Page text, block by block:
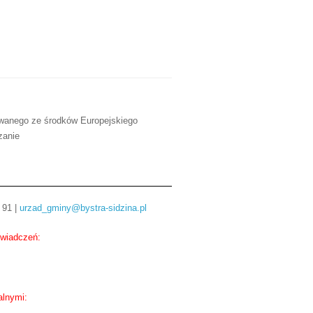
ze środków Europejskiego
| urzad_gminy@bystra-sidzina.pl